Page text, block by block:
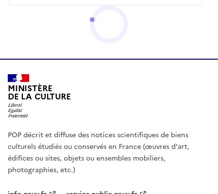
MINISTÈRE
DE LA CULTURE
POP décrit et diffuse des notices scientifiques de biens
culturels étudiés ou conservés en France (œuvres d'art,
édifices ou sites, objets ou ensembles mobiliers,
photographies, etc.)